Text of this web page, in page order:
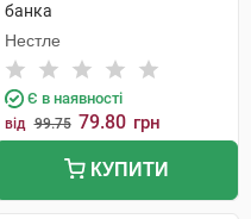
банка
Нестле
Є в наявності
від 99.75 79.80 грн
КУПИТИ